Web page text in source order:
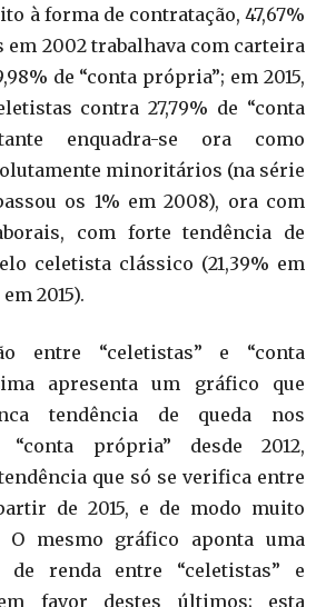
à forma de contratação, 47,67%
2002 trabalhava com carteira
de “conta própria”; em 2015,
contra 27,79% de “conta
enquadra-se ora como
minoritários (na série
os 1% em 2008), ora com
com forte tendência de
celetista clássico (21,39% em
2015).
entre “celetistas” e “conta
apresenta um gráfico que
tendência de queda nos
própria” desde 2012,
que só se verifica entre
de 2015, e de modo muito
O mesmo gráfico aponta uma
de renda entre “celetistas” e
favor destes últimos; esta